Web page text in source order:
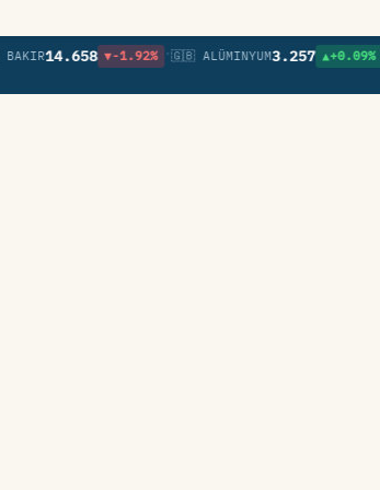
14.658 ▼-1.92% •🇬🇧 ALÜMINYUM3.257 ▲+0.09% •🇬🇧